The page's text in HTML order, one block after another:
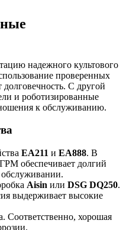
надежного культового
проверенных
долговечность. С другой
и роботизированные
к обслуживанию.
EA211 и EA888. В
обеспечивает долгий
Aisin или DSG DQ250.
выдерживает высокие
Соответственно, хорошая